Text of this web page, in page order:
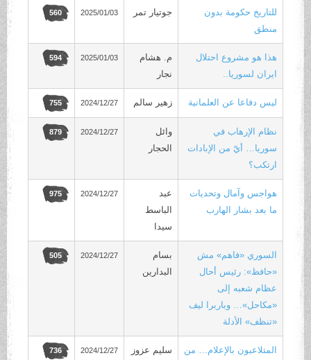
للتاريخ حكومة بدون
منطق
جوتيار تمر 2025/01/03
560
هذا هو مشروع احتلال
ايران لسوريا..
م. هشام
نجار
2025/01/03
594
ليس دفاعا عن العلمانية زهير سالم 2024/12/27
755
نظام الإرهاب في
سوريا… أيّ من الإبادات
ارتكب؟
وائل
الحجار
2024/12/27
879
هواجس وآمال وتحديات
ما بعد بشار الهارب
الباسط
سيدا
2024/12/27
975
السوري «فاهم» مش
«حافظ»: رئيس أحال
عظام شعبه إلى
«مكاحل»… وباربرا ليف
«تنظف» الأدلة
بسام
البدارين
2024/12/27
505
المتلاعبون بالإعلام… من
سليم عزوز 2024/12/27
736